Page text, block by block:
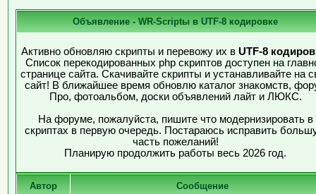
Объявление - WR-Scriptы в UTF-8 кодировке
Активно обновляю скрипты и перевожу их в UTF-8
Список перекодированных php скриптов доступен на
странице сайта. Скачивайте скрипты и устанавливайте на
сайт! В ближайшее время обновлю каталог знакомств,
Про, фотоальбом, доски объявлений лайт и ЛЮКС.
На форуме, пожалуйста, пишите что модернизировать в
скриптах в первую очередь. Постараюсь исправить
часть пожеланий!
Планирую продолжить работы весь 2026 год.
Автор Сообщение